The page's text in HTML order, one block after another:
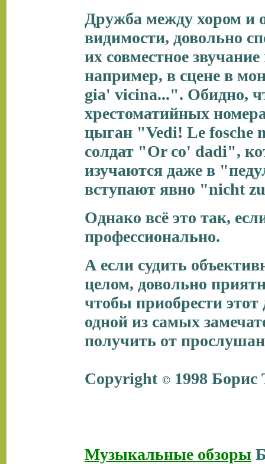
Дружба между хором и
видимости, довольно
их совместное
например, в сцене в
gia' vicina...". Обидно,
хрестоматийных
цыган "Vedi! Le fosche
солдат "Or co' dadi",
изучаются даже в
вступают явно "nicht
Однако всё это так,
профессионально.
А если судить
целом, довольно
чтобы приобрести этот
одной из самых
получить от
Copyright 1998 Борис
Музыкальные обзоры